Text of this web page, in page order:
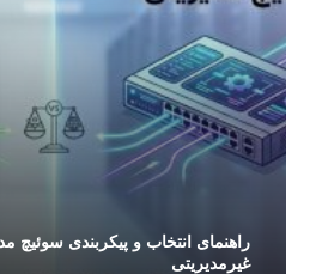
راهنمای انتخاب و پیکربندی سوئیچ
غیرمدیریتی